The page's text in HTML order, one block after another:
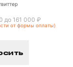
до 161 000 ₽
от формы оплаты)